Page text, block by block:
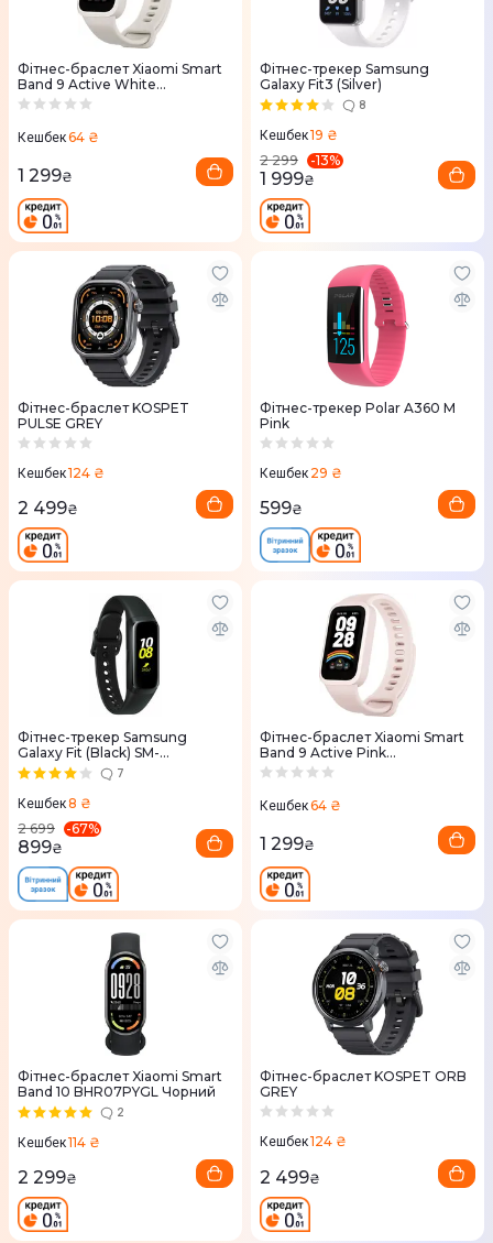
Фітнес-браслет Xiaomi Smart
Band 9 Active White
(BHR9441GL)
Кешбек64 ₴
1 299₴
Фітнес-трекер Samsung
Galaxy Fit3 (Silver)
8
Кешбек19 ₴
2 299
-13%
1 999₴
Фітнес-браслет KOSPET
PULSE GREY
Кешбек124 ₴
2 499₴
Фітнес-трекер Polar A360 M
Pink
Кешбек 29 ₴
599₴
Фітнес-трекер Samsung
Galaxy Fit (Black) SM-
R370NZKASEK7
Кешбек8 ₴
2 699
-67%
899₴
Фітнес-браслет Xiaomi Smart
Band 9 Active Pink
(BHR9917GL)
Кешбек64 ₴
1 299₴
Фітнес-браслет Xiaomi Smart
Band 10 BHR07PYGL Чорний
2
Кешбек114 ₴
2 299₴
Фітнес-браслет KOSPET ORB
GREY
Кешбек124 ₴
2 499₴